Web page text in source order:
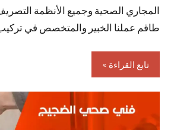
المجاري الصحية وجميع الأنظمة
طاقم عملنا الخبير والمتخصص في
تابع القراءة